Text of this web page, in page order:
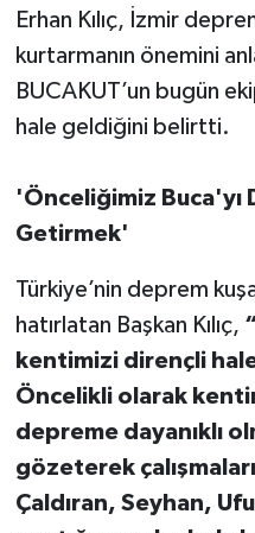
Erhan Kılıç, İzmir
kurtarmanın önemini
BUCAKUT’un bugün
hale geldiğini belirtti.
'Önceliğimiz Buca'yı
Getirmek'
Türkiye’nin deprem
hatırlatan Başkan Kılıç,
kentimizi dirençli
Öncelikli olarak
depreme dayanıklı
gözeterek
Çaldıran, Seyhan,